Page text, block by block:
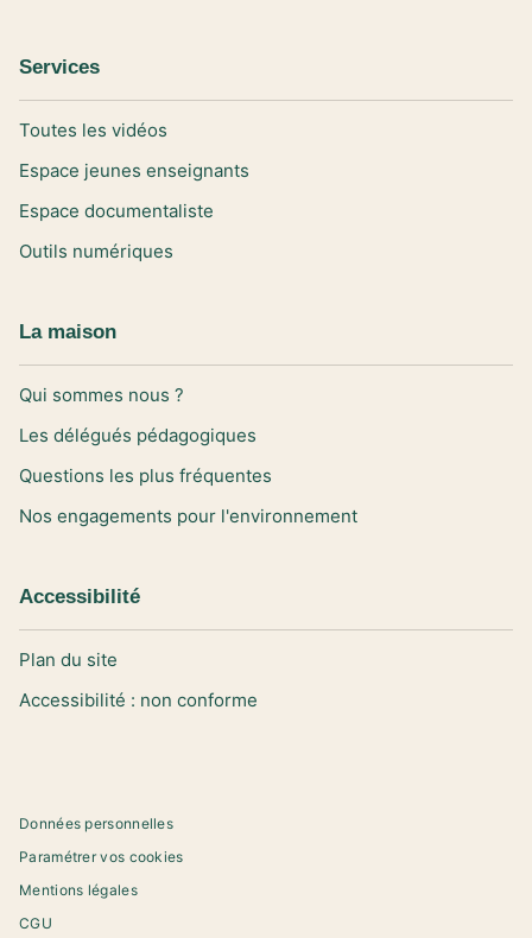
Services
Toutes les vidéos
Espace jeunes enseignants
Espace documentaliste
Outils numériques
La maison
Qui sommes nous ?
Les délégués pédagogiques
Questions les plus fréquentes
Nos engagements pour l'environnement
Accessibilité
Plan du site
Accessibilité : non conforme
Données personnelles
Paramétrer vos cookies
Mentions légales
CGU